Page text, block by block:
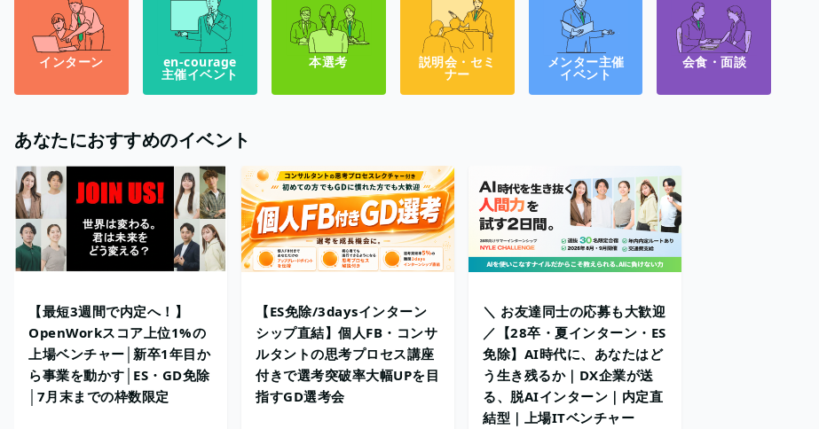
インターン en-courage
主催イベント
本選考 説明会・セミ
ナー
メンター主催
イベント
会食・面談
あなたにおすすめのイベント
【最短3週間で内定へ！】
OpenWorkスコア上位1%の
上場ベンチャー│新卒1年目か
ら事業を動かす│ES・GD免除
│7月末までの枠数限定
【ES免除/3daysインターン
シップ直結】個人FB・コンサ
ルタントの思考プロセス講座
付きで選考突破率大幅UPを目
指すGD選考会
＼ お友達同士の応募も大歓迎
／【28卒・夏インターン・ES
免除】AI時代に、あなたはど
う生き残るか｜DX企業が送
る、脱AIインターン｜内定直
結型｜上場ITベンチャー